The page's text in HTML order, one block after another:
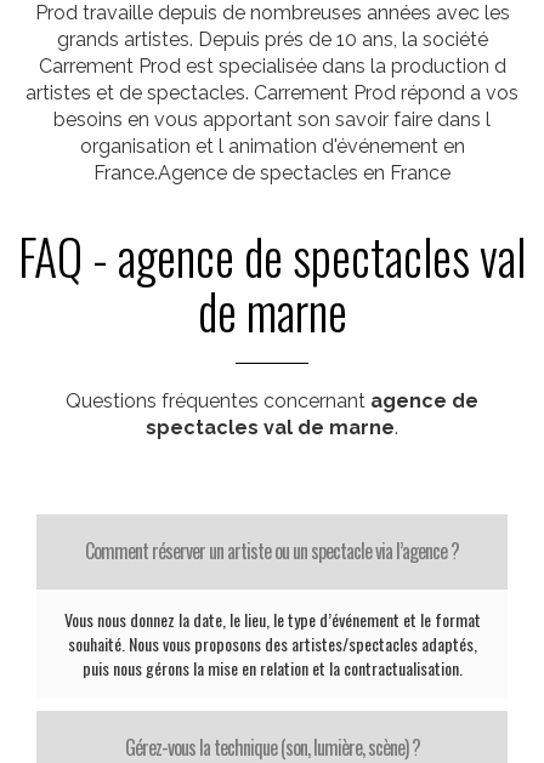
Prod travaille depuis de nombreuses années avec les
grands artistes. Depuis prés de 10 ans, la société
Carrement Prod est specialisée dans la production d
artistes et de spectacles. Carrement Prod répond a vos
besoins en vous apportant son savoir faire dans l
organisation et l animation d'événement en
France.Agence de spectacles en France
FAQ - agence de spectacles val
de marne
Questions fréquentes concernant agence de
spectacles val de marne.
Comment réserver un artiste ou un spectacle via l’agence ?
Vous nous donnez la date, le lieu, le type d’événement et le format
souhaité. Nous vous proposons des artistes/spectacles adaptés,
puis nous gérons la mise en relation et la contractualisation.
Gérez-vous la technique (son, lumière, scène) ?